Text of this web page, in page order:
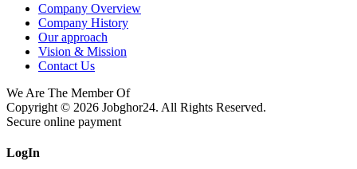
Company Overview
Company History
Our approach
Vision & Mission
Contact Us
We Are The Member Of
Copyright © 2026 Jobghor24. All Rights Reserved.
Secure online payment
LogIn